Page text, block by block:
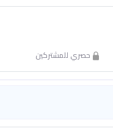
حصري للمشتركين